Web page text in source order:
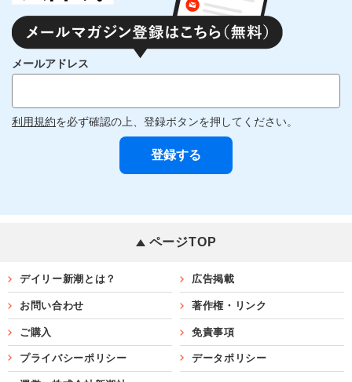
メールアドレス
利用規約を必ず確認の上、登録ボタンを押してください。
ページTOP
デイリー新潮とは？ 広告掲載
お問い合わせ 著作権・リンク
ご購入 免責事項
プライバシーポリシー データポリシー